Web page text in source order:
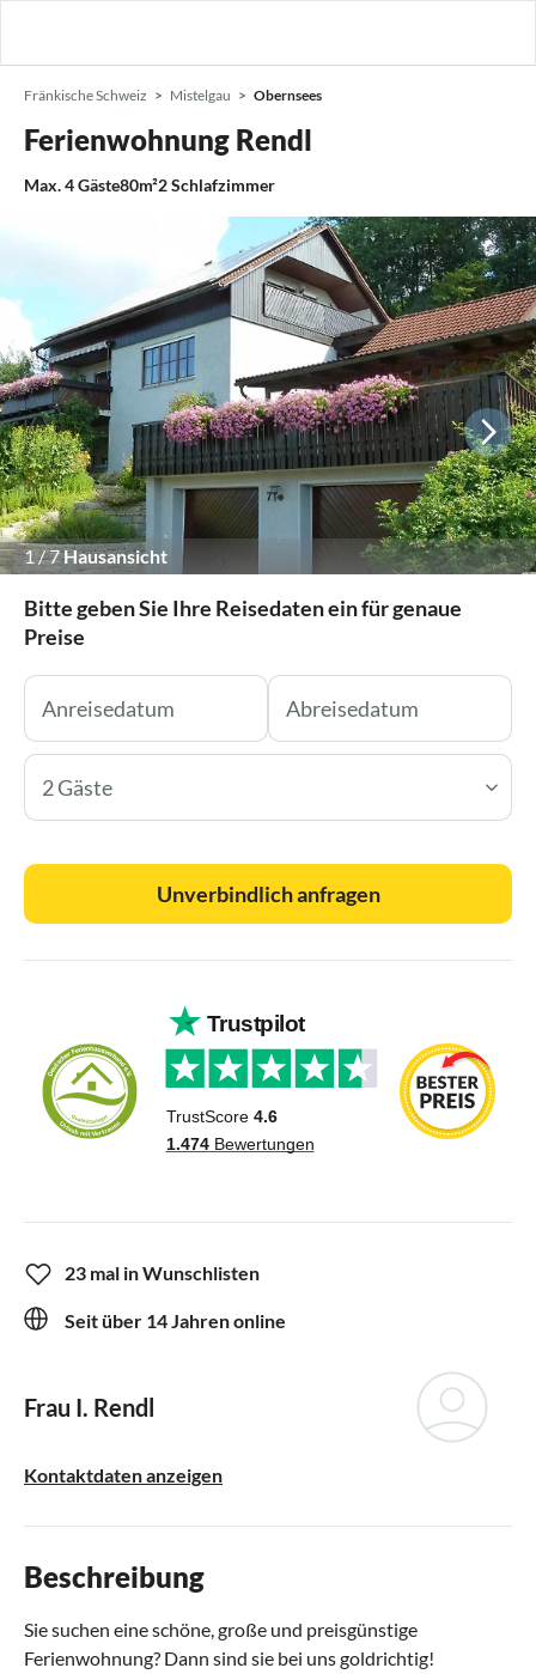
Fränkische Schweiz Mistelgau Obernsees
Ferienwohnung Rendl
Max.4Gäste80m²2Schlafzimmer
1/7Hausansicht
Bitte geben Sie Ihre Reisedaten ein für genaue
Preise
2 Gäste
Unverbindlich anfragen
23 mal in Wunschlisten
Seit über 14 Jahren online
Frau I. Rendl
Kontaktdaten anzeigen
Beschreibung
Sie suchen eine schöne, große und preisgünstige
Ferienwohnung? Dann sind sie bei uns goldrichtig!